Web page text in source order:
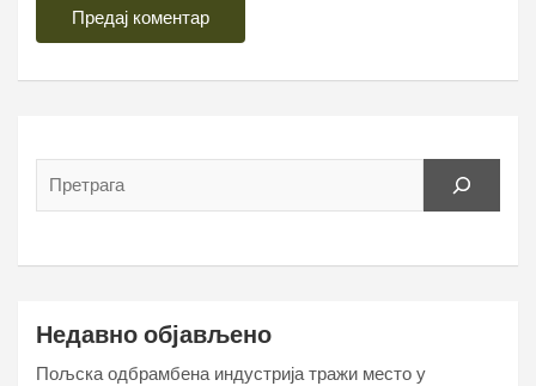
Недавно објављено
Пољска одбрамбена индустрија тражи место у